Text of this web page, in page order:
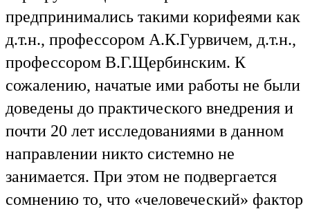
предпринимались такими корифеями как
д.т.н., профессором А.К.Гурвичем, д.т.н.,
профессором В.Г.Щербинским. К
сожалению, начатые ими работы не были
доведены до практического внедрения и
почти 20 лет исследованиями в данном
направлении никто системно не
занимается. При этом не подвергается
сомнению то, что «человеческий» фактор